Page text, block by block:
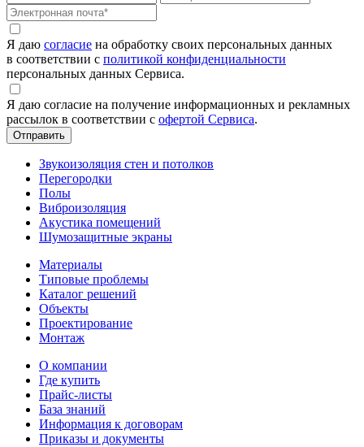
Я даю согласие на обработку своих персональных данных
в соответствии с политикой конфиденциальности
персональных данных Сервиса.
Я даю согласие на получение информационных и рекламных
рассылок в соответствии с офертой Сервиса.
Звукоизоляция стен и потолков
Перегородки
Полы
Виброизоляция
Акустика помещений
Шумозащитные экраны
Материалы
Типовые проблемы
Каталог решений
Объекты
Проектирование
Монтаж
О компании
Где купить
Прайс-листы
База знаний
Информация к договорам
Приказы и документы